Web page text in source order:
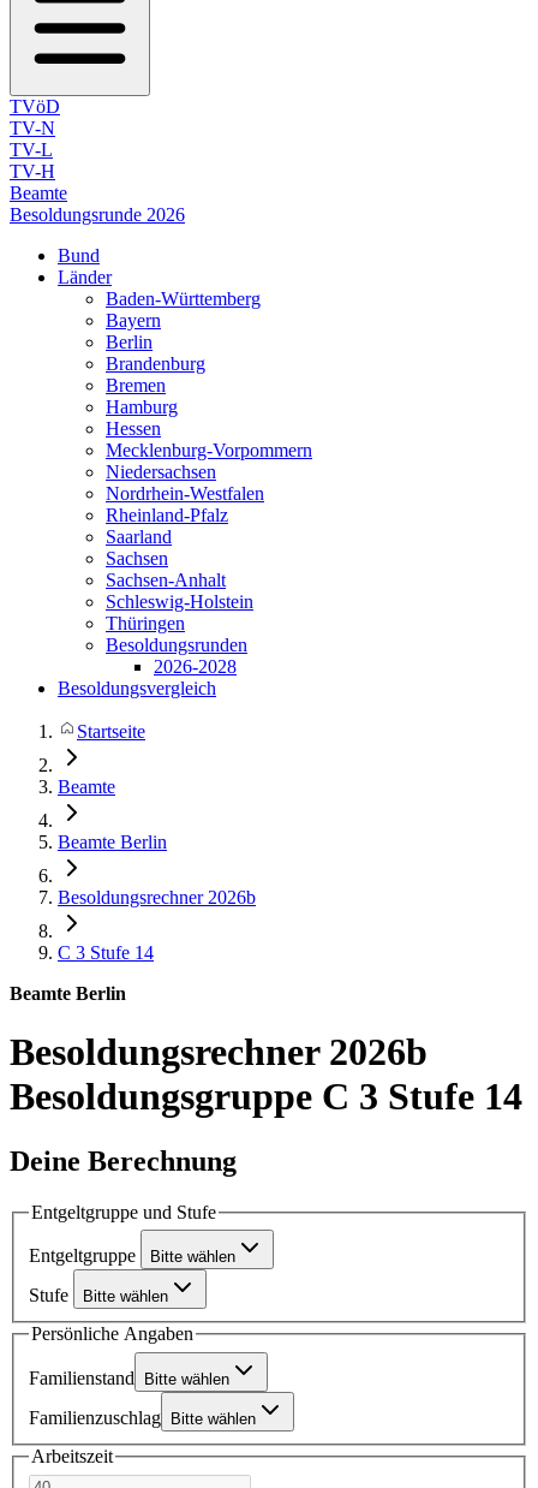
TVöD
TV-N
TV-L
TV-H
Beamte
Besoldungsrunde 2026
Bund
Länder
Baden-Württemberg
Bayern
Berlin
Brandenburg
Bremen
Hamburg
Hessen
Mecklenburg-Vorpommern
Niedersachsen
Nordrhein-Westfalen
Rheinland-Pfalz
Saarland
Sachsen
Sachsen-Anhalt
Schleswig-Holstein
Thüringen
Besoldungsrunden
2026-2028
Besoldungsvergleich
Startseite
Beamte
Beamte Berlin
Besoldungsrechner 2026b
C 3 Stufe 14
Beamte Berlin
Besoldungsrechner 2026b
Besoldungsgruppe C 3 Stufe 14
Deine Berechnung
Entgeltgruppe und Stufe
Entgeltgruppe Bitte wählen
Stufe Bitte wählen
Persönliche Angaben
Familienstand Bitte wählen
Familienzuschlag Bitte wählen
Arbeitszeit